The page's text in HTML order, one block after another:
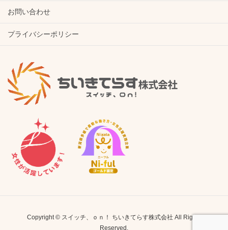
お問い合わせ
プライバシーポリシー
Copyright © スイッチ、ｏｎ！ ちいきてらす株式会社 All Rights
Reserved.